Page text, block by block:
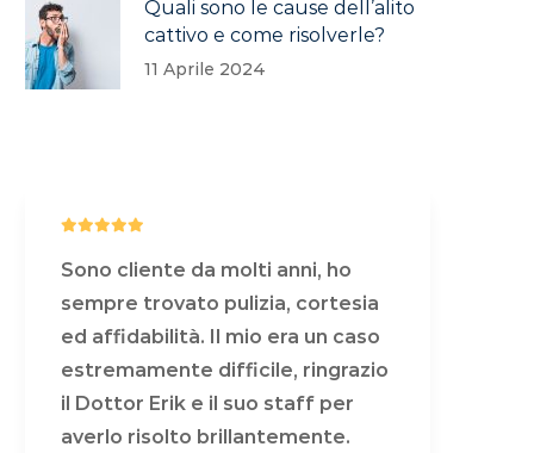
Quali sono le cause dell’alito
cattivo e come risolverle?
11 Aprile 2024
Sono cliente da molti anni, ho
sempre trovato pulizia, cortesia
ed affidabilità. Il mio era un caso
estremamente difficile, ringrazio
il Dottor Erik e il suo staff per
averlo risolto brillantemente.